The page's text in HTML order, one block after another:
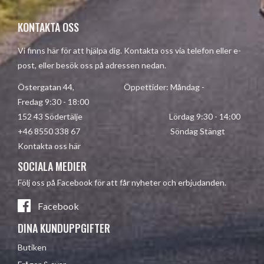
KONTAKTA OSS
Vi finns här för att hjälpa dig. Kontakta oss via telefon eller e-
post, eller besök oss på adressen nedan.
Östergatan 44, Öppettider: Måndag -
Fredag 9:30 - 18:00
152 43 Södertälje Lördag 9:30 - 14:00
+46 8550 338 67 Söndag Stängt
Kontakta oss här
SOCIALA MEDIER
Följ oss på Facebook för att får nyheter och erbjudanden.
Facebook
DINA KUNDUPPGIFTER
Butiken